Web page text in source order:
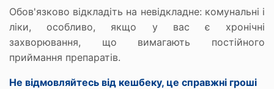
Обов'язково відкладіть на невідкладне: комунальні і
ліки, особливо, якщо у вас є хронічні
захворювання, що вимагають постійного
приймання препаратів.
Не відмовляйтесь від кешбеку, це справжні гроші